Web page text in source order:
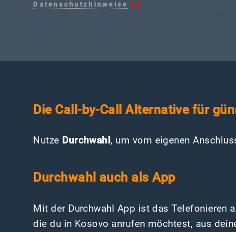
Datenschutzhinweise
!!!
Die Call-by-Call Alternative für
Nutze Durchwahl , um vom eigenen
Durchwahl auch als App
Mit der Durchwahl App ist das Telefonieren
die du in Kosovo anrufen möchtest, aus